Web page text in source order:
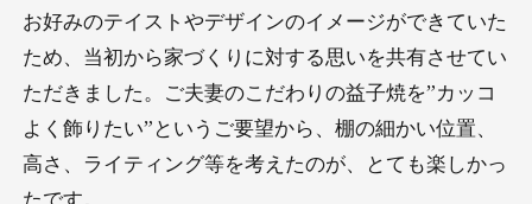
お好みのテイストやデザインのイメージができていた
ため、当初から家づくりに対する思いを共有させてい
ただきました。ご夫妻のこだわりの益子焼を”カッコ
よく飾りたい”というご要望から、棚の細かい位置、
高さ、ライティング等を考えたのが、とても楽しかっ
たです。